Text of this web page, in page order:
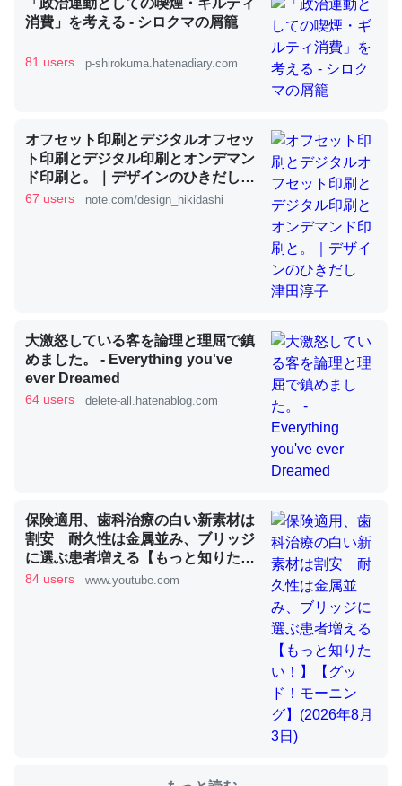
コオロギのカルシウム分はエビの600分の1程度。
─ニュース :: 【研究発表】昆虫学の大問題＝「昆虫はなぜ海にいな
いのか」に関する新仮説
論文では「淡水はカルシウムも酸素も不足してて両方に不
利だから両方が拮抗してるのでは」とあって面白い。海に
いる鋏角類（カブトガニ・ウミグモ）はカルシウムを使わ
ずキチンを強化してる筈だが、酵素が違うのか？
─ニュース :: 【研究発表】昆虫学の大問題＝「昆虫はなぜ海にいな
これを元に考えるとカルシウムを大量に使う脊椎動物と貝
類は苦労してるんだな…。腹足類だと殻を無くしてナメク
ウチもEchoを実家に置いて４年。でたまに覗いてる。ぼ
ちぼちRingも置こうかと画策中。あと、Googleマップで
位置情報を共有してる。電池残量や充電中かが分かるので
─たまにLINEするくらいだった遠方の父67歳と僕。ITツール導入で
コミュニケーションが劇的に変化した｜tayorini by LIFULL介護
「政治運動としての喫煙・ギルティ
消費」を考える - シロクマの屑籠
81 users p-shirokuma.hatenadiary.com
オフセット印刷とデジタルオフセッ
ト印刷とデジタル印刷とオンデマン
ド印刷と。｜デザインのひきだし
津田淳子
67 users note.com/design_hikidashi
大激怒している客を論理と理屈で鎮
めました。 - Everything you've
ever Dreamed
64 users delete-all.hatenablog.com
保険適用、歯科治療の白い新素材は
割安 耐久性は金属並み、ブリッジ
に選ぶ患者増える【もっと知りた
い！】【グッド！モーニング】
84 users www.youtube.com